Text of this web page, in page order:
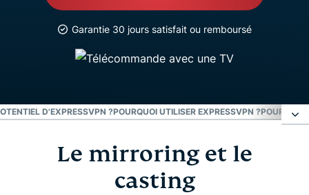
Garantie 30 jours satisfait ou remboursé
D'EXPRESSVPN ?POURQUOI UTILISER EXPRESSVPN ?POURQUOI
Le mirroring et le casting
Le mirroring et le
casting